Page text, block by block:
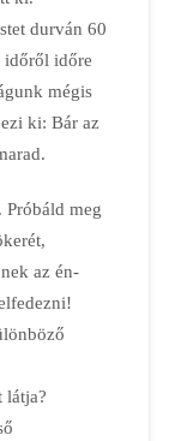
durván 60
időről időre
mégis
ki: Bár az
Próbáld meg
az én-
látja?